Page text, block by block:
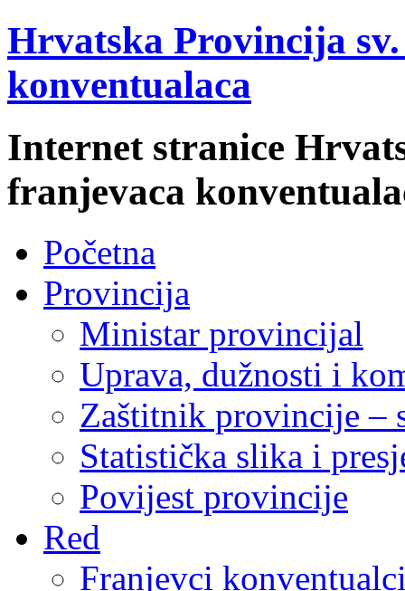
Hrvatska Provincija
konventualaca
Internet stranice
franjevaca
Početna
Provincija
Ministar provincijal
Uprava, dužnosti i
Zaštitnik provincije –
Statistička slika i
Povijest provincije
Red
Franjevci